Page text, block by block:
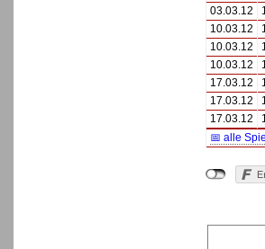
03.03.12
10.03.12
10.03.12
10.03.12
17.03.12
17.03.12
17.03.12
📅 alle